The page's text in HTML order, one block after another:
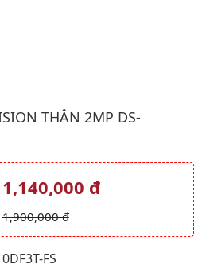
Camera HD TVI HIKVISION Thân
THÂN 2MP DS-
mãi
1,140,000 đ
1,900,000 đ
FS